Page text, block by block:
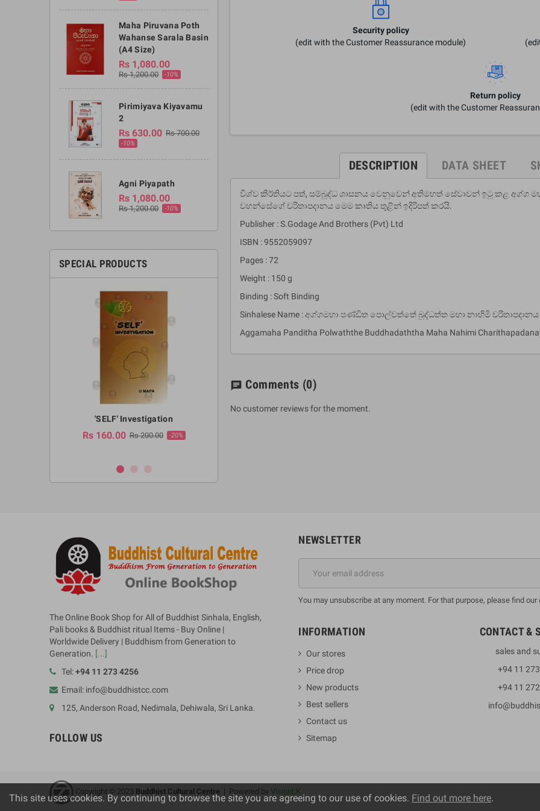
Maha Piruvana Poth
Wahanse Sarala Basin
(A4 Size)
Rs 1,080.00
Rs 1,200.00 -10%
Pirimiyava Kiyavamu
2
Rs 630.00 Rs 700.00
-10%
Agni Piyapath
Rs 1,080.00
Rs 1,200.00 -10%
SPECIAL PRODUCTS
'SELF' Investigation
Rs 160.00 Rs 200.00 -20%
Security policy
(edit with the Customer Reassurance module)
Return policy
(edit with the Customer
DESCRIPTION DATA SHEET
විශ්ව කීර්තිය‌ට පත්, සම්බුද්ධ ශාසනය වෙනුවෙන් අතිමහත් සේවාවන් ඉටු කළ අග්ග
වහන්සේගේ චරිතාපදානය මෙම කෘතිය තුළින් ඉදිරිපත් කරයි.
Publisher : S.Godage And Brothers (Pvt) Ltd
ISBN : 9552059097
Pages : 72
Weight : 150 g
Binding : Soft Binding
Sinhalese Name : අග්ගමහා පණ්ඩිත පොල්වත්තේ බුද්ධත්ත මහා නාහිමි චරිතාපදානය
Aggamaha Panditha Polwaththe Buddhadaththa Maha Nahimi
chat Comments (0)
No customer reviews for the moment.
The Online Book Shop for All of Buddhist Sinhala, English,
Pali books & Buddhist ritual Items - Buy Online |
Worldwide Delivery | Buddhism from Generation to
Generation. [...]
Tel:+94 11 273 4256
Email: info@buddhistcc.com
125, Anderson Road, Nedimala, Dehiwala, Sri Lanka.
FOLLOW US
NEWSLETTER
You may unsubscribe at any moment. For that purpose, please find
INFORMATION
Our stores
Price drop
New products
Best sellers
Contact us
Sitemap
CONTACT &
sales and
+94 11
+94 11
Copyright © 2023 Buddhist Cultural Centre | Powered by VisionLK
This site uses cookies. By continuing to browse the site you are agreeing to our use of cookies. Find out more here.